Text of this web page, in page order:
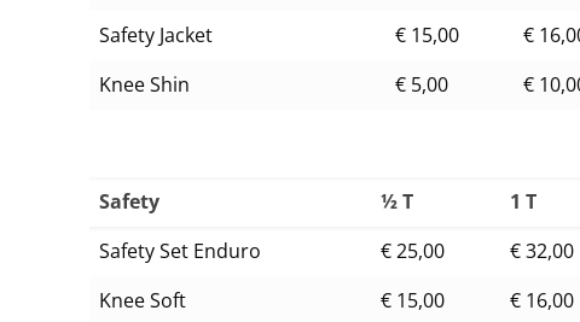
Safety Jacket
€ 15,00 €
Knee Shin
€ 5,00 €
Safety ½ T 1 T
Safety Set Enduro
€ 25,00 € 32,00
Knee Soft
€ 15,00 € 16,00